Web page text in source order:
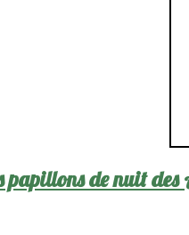
papillons de nuit des